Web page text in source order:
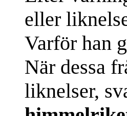
eller
Varför han
När dessa
liknelser,